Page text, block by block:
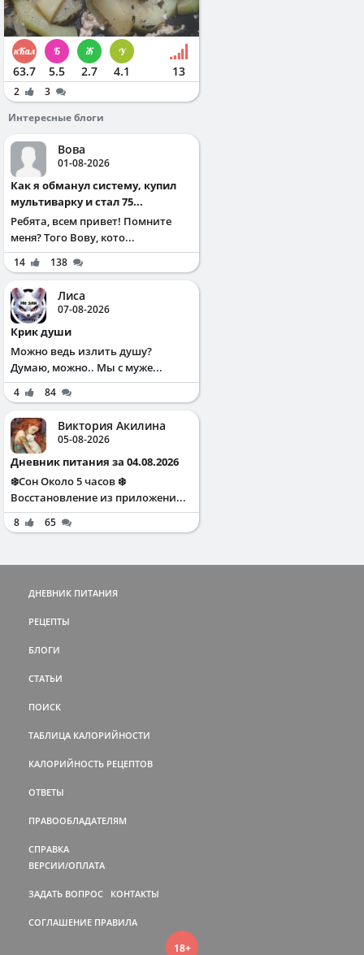
63.7 5.5 2.7 4.1 13
2
3
Интересные блоги
Вова
01-08-2026
Как я обманул систему, купил
мультиварку и стал 75...
Ребята, всем привет! Помните
меня? Того Вову, кото...
14 138
Лиса
07-08-2026
Крик души
Можно ведь излить душу?
Думаю, можно.. Мы с муже...
4 84
Виктория Акилина
05-08-2026
Дневник питания за 04.08.2026
❄️Сон Около 5 часов ❄️
Восстановление из приложени...
8 65
ДНЕВНИК ПИТАНИЯ
РЕЦЕПТЫ
БЛОГИ
СТАТЬИ
ПОИСК
ТАБЛИЦА КАЛОРИЙНОСТИ
КАЛОРИЙНОСТЬ РЕЦЕПТОВ
ОТВЕТЫ
ПРАВООБЛАДАТЕЛЯМ
СПРАВКА
ВЕРСИИ/ОПЛАТА
ЗАДАТЬ ВОПРОС КОНТАКТЫ
СОГЛАШЕНИЕ ПРАВИЛА
18+